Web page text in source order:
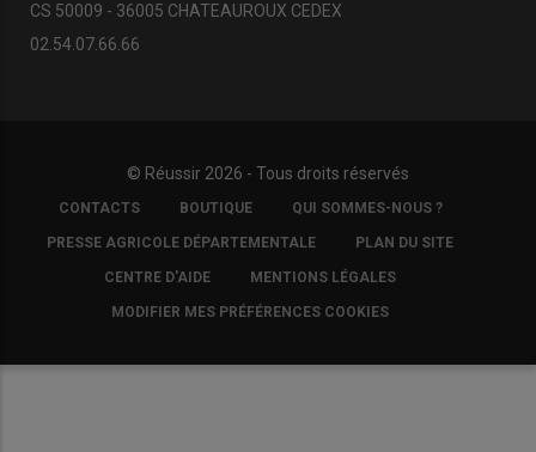
CS 50009 - 36005 CHATEAUROUX CEDEX
02.54.07.66.66
© Réussir 2026 - Tous droits réservés
FOOTER
COPYRIGHT
CONTACTS BOUTIQUE QUI SOMMES-NOUS ?
PRESSE AGRICOLE DÉPARTEMENTALE PLAN DU SITE
CENTRE D'AIDE MENTIONS LÉGALES
MODIFIER MES PRÉFÉRENCES COOKIES